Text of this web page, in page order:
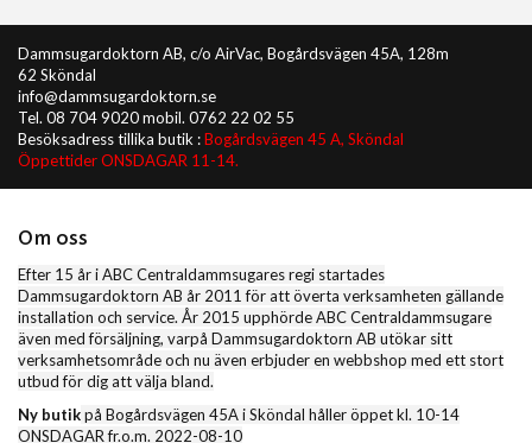
Dammsugardoktorn AB, c/o AirVac, Bogårdsvägen 45A, 128m
62 Sköndal
info@dammsugardoktorn.se
Tel. 08 704 9020 mobil. 0762 22 02 55
Besöksadress tillika butik :Bogårdsvägen 45 A, Sköndal
Öppettider ONSDAGAR 11-14.
Om oss
Efter 15 år i ABC Centraldammsugares regi startades
Dammsugardoktorn AB år 2011 för att överta verksamheten gällande
installation och service. År 2015 upphörde ABC Centraldammsugare
även med försäljning, varpå Dammsugardoktorn AB utökar sitt
verksamhetsområde och nu även erbjuder en webbshop med ett stort
utbud för dig att välja bland.
Ny butikpå Bogårdsvägen 45A i Sköndal håller öppet kl. 10-14
ONSDAGAR fr.o.m. 2022-08-10